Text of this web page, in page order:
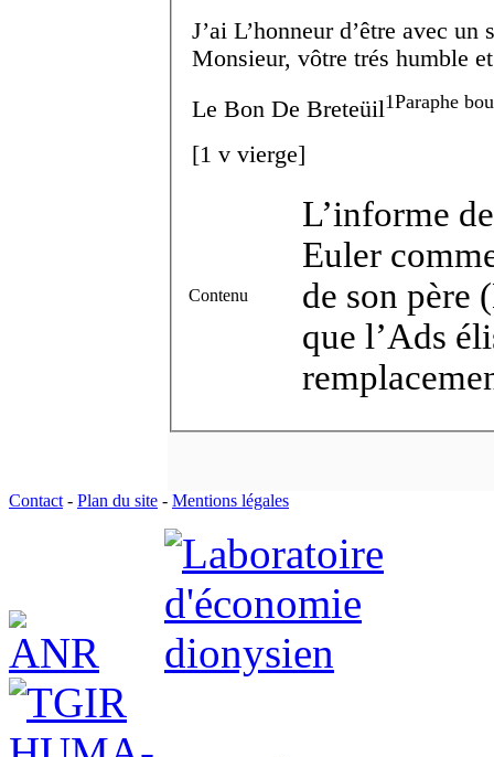
J’ai L’honneur d’être avec un
Monsieur, vôtre trés humble
Le Bon De Breteüil1Paraphe
[1 v vierge]
Contenu
L’informe
Euler
de son père
que l’Ads
Contact - Plan du site - Mentions légales